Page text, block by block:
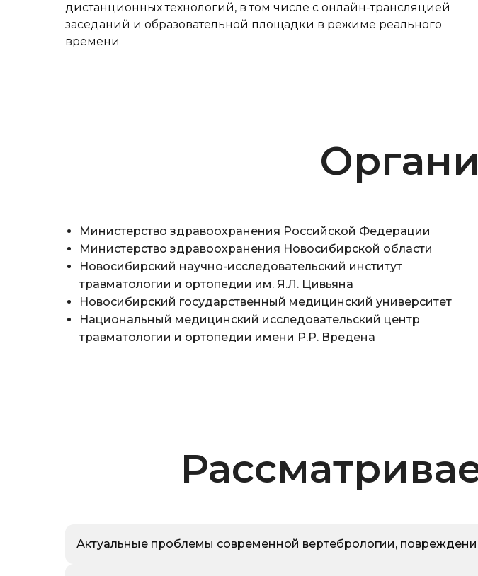
дистанционных технологий, в том числе с онлайн-трансляцией
заседаний и образовательной площадки в режиме реального
времени
Министерство здравоохранения Российской Федерации
Министерство здравоохранения Новосибирской области
Новосибирский научно-исследовательский институт
травматологии и ортопедии им. Я.Л. Цивьяна
Новосибирский государственный медицинский университет
Национальный медицинский исследовательский центр
травматологии и ортопедии имени Р.Р. Вредена
Актуальные проблемы современной вертебрологии,